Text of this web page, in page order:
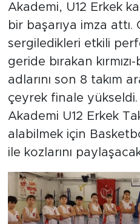
Akademi, U12 Erkek
bir başarıya imza attı.
sergiledikleri etkili
geride bırakan
adlarını son 8 takım
çeyrek finale yükseldi.
Akademi U12 Erkek
alabilmek için
ile kozlarını